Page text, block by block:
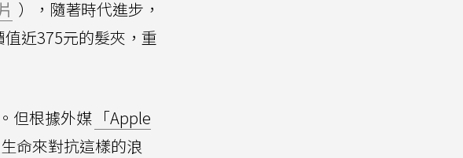
），隨著時代進步，
近375元的髮夾，重
但根據外媒 「Apple
命來對抗這樣的浪